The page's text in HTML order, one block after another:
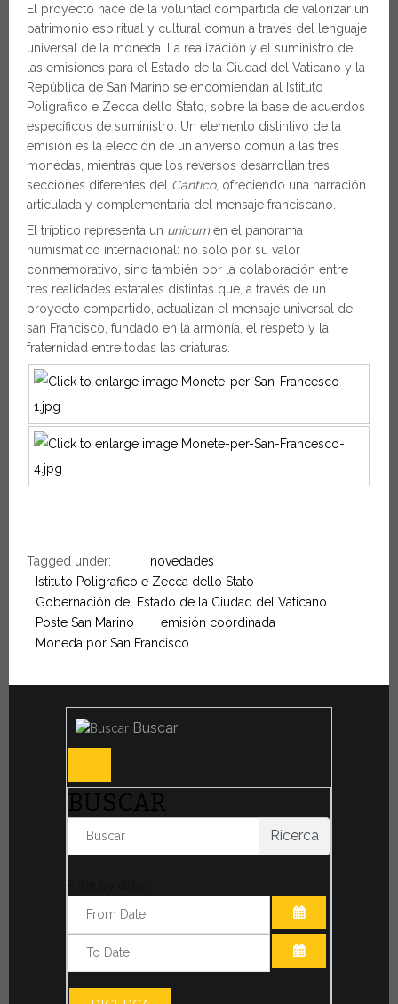
El proyecto nace de la voluntad compartida de valorizar un
patrimonio espiritual y cultural común a través del lenguaje
universal de la moneda. La realización y el suministro de
las emisiones para el Estado de la Ciudad del Vaticano y la
República de San Marino se encomiendan al Istituto
Poligrafico e Zecca dello Stato, sobre la base de acuerdos
específicos de suministro. Un elemento distintivo de la
emisión es la elección de un anverso común a las tres
monedas, mientras que los reversos desarrollan tres
secciones diferentes del Cántico, ofreciendo una narración
articulada y complementaria del mensaje franciscano.
El tríptico representa un unicum en el panorama
numismático internacional: no solo por su valor
conmemorativo, sino también por la colaboración entre
tres realidades estatales distintas que, a través de un
proyecto compartido, actualizan el mensaje universal de
san Francisco, fundado en la armonía, el respeto y la
fraternidad entre todas las criaturas.
Tagged under:
novedades
Istituto Poligrafico e Zecca dello Stato
Gobernación del Estado de la Ciudad del Vaticano
Poste San Marino
emisión coordinada
Moneda por San Francisco
Buscar
BUSCAR
Ricerca
ABRIR EL